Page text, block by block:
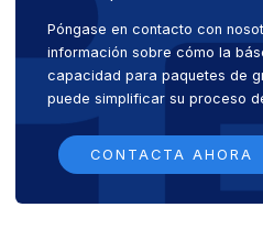
Póngase en contacto con
información sobre cómo la
capacidad para paquetes de
puede simplificar su proceso
CONTACTA AHORA